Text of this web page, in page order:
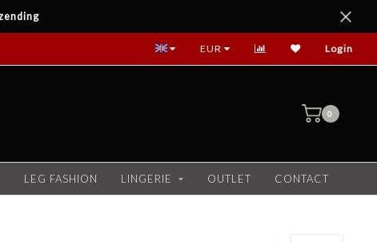
EUR Login
0
LEG FASHION LINGERIE OUTLET CONTACT